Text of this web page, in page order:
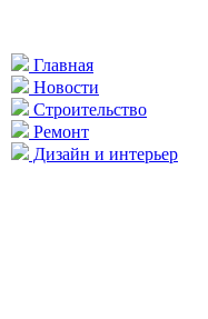
Главная
Новости
Строительство
Ремонт
Дизайн и интерьер